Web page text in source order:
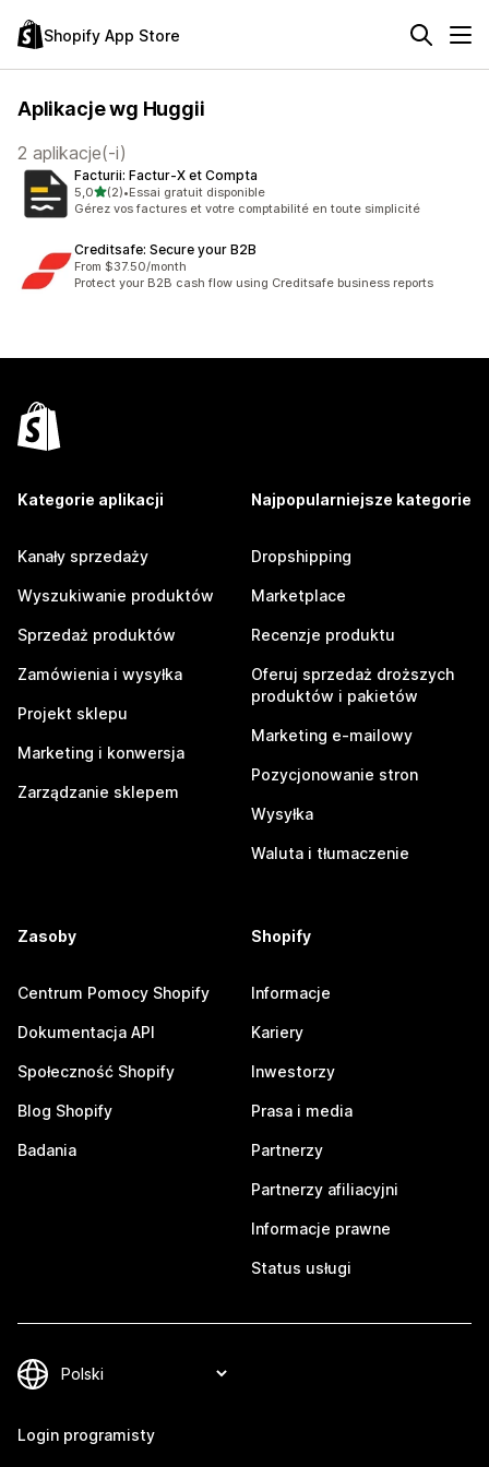
Shopify App Store
Aplikacje wg Huggii
2 aplikacje(-i)
Facturii: Factur‑X et Compta
5,0na 5 gwiazdek
(2)
Łączna liczba recenzji: 2
•Essai gratuit disponible
Gérez vos factures et votre comptabilité en toute simplicité
Creditsafe: Secure your B2B
From $37.50/month
Protect your B2B cash flow using Creditsafe business reports
Kategorie aplikacji
Kanały sprzedaży
Wyszukiwanie produktów
Sprzedaż produktów
Zamówienia i wysyłka
Projekt sklepu
Marketing i konwersja
Zarządzanie sklepem
Najpopularniejsze kategorie
Dropshipping
Marketplace
Recenzje produktu
Oferuj sprzedaż droższych
produktów i pakietów
Marketing e-mailowy
Pozycjonowanie stron
Wysyłka
Waluta i tłumaczenie
Zasoby
Centrum Pomocy Shopify
Dokumentacja API
Społeczność Shopify
Blog Shopify
Badania
Shopify
Informacje
Kariery
Inwestorzy
Prasa i media
Partnerzy
Partnerzy afiliacyjni
Informacje prawne
Status usługi
Login programisty